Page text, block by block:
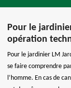
Pour le
opération
Pour le jardinier LM
se faire comprendre
l’homme. En cas de